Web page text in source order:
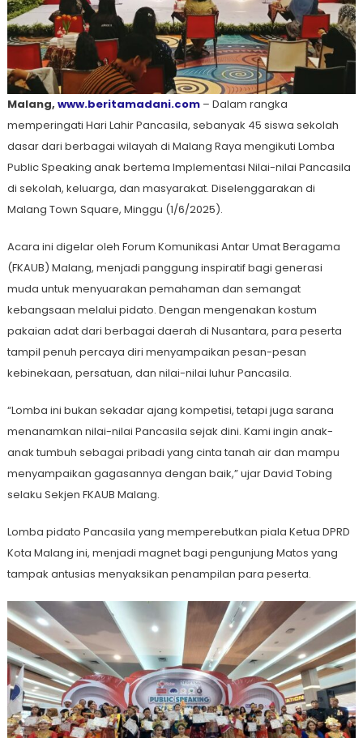
Malang, www.beritamadani.com– Dalam rangka
memperingati Hari Lahir Pancasila, sebanyak 45 siswa sekolah
dasar dari berbagai wilayah di Malang Raya mengikuti Lomba
Public Speaking anak bertema Implementasi Nilai-nilai Pancasila
di sekolah, keluarga, dan masyarakat. Diselenggarakan di
Malang Town Square, Minggu (1/6/2025).
Acara ini digelar oleh Forum Komunikasi Antar Umat Beragama
(FKAUB) Malang, menjadi panggung inspiratif bagi generasi
muda untuk menyuarakan pemahaman dan semangat
kebangsaan melalui pidato. Dengan mengenakan kostum
pakaian adat dari berbagai daerah di Nusantara, para peserta
tampil penuh percaya diri menyampaikan pesan-pesan
kebinekaan, persatuan, dan nilai-nilai luhur Pancasila.
“Lomba ini bukan sekadar ajang kompetisi, tetapi juga sarana
menanamkan nilai-nilai Pancasila sejak dini. Kami ingin anak-
anak tumbuh sebagai pribadi yang cinta tanah air dan mampu
menyampaikan gagasannya dengan baik,” ujar David Tobing
selaku Sekjen FKAUB Malang.
Lomba pidato Pancasila yang memperebutkan piala Ketua DPRD
Kota Malang ini, menjadi magnet bagi pengunjung Matos yang
tampak antusias menyaksikan penampilan para peserta.